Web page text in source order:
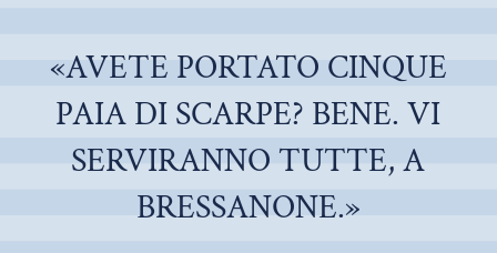
«AVETE PORTATO CINQUE
PAIA DI SCARPE? BENE. VI
SERVIRANNO TUTTE, A
BRESSANONE.»